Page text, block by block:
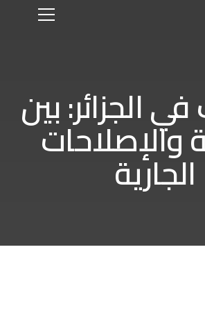
الجزائر: بين
والإصلاحات
الجارية